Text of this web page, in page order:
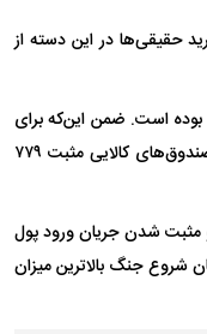
در این روز ۱۶۳، ۲۶۷ و ارزش خالص خرید حقیقی‌ها در این دسته از
نقره ۱، ۸۸۰، انرژی ۶، ۸۵۷ و کشاورزی ۴۸۵ میلیارد ریال بوده است. ضمن این‌که برای
نخستین بار در ۱۵ روز معاملاتی اخیر پس از شروع جنگ، ارزش خالص خرید سهام‌داران حقیقی در صندوق‌های کالایی مثبت ۷۷۹
مثبت شدن جریان ورود پول
با شیب بیش‌تری به مرز ۷ همت برسد که از زمان شروع جنگ بالاترین میزان